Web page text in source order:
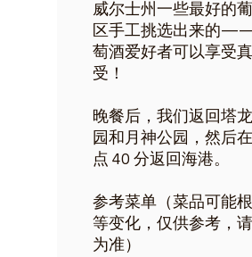
威尔士州一些最好的
区手工挑选出来的
萄酒爱好者可以享受
受！
晚餐后，我们返回塔
园和月神公园，然后
点 40 分返回海港。
参考菜单（菜品可能
等变化，仅供参考，
为准）